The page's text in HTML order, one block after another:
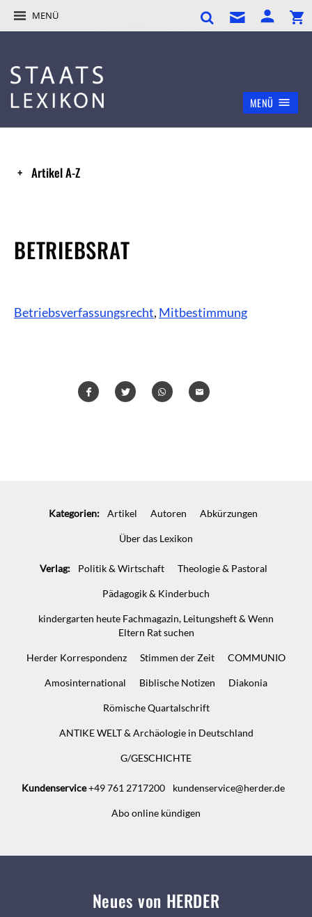
MENÜ
MENÜ
Artikel A-Z
BETRIEBSRAT
Betriebsverfassungsrecht, Mitbestimmung
InfosKategorien: Artikel Autoren Abkürzungen
Über das Lexikon
Verlag: Politik & Wirtschaft Theologie & Pastoral
Pädagogik & Kinderbuch
kindergarten heute Fachmagazin, Leitungsheft & Wenn
Eltern Rat suchen
Herder Korrespondenz Stimmen der Zeit COMMUNIO
Amosinternational Biblische Notizen Diakonia
Römische Quartalschrift
ANTIKE WELT & Archäologie in Deutschland
G/GESCHICHTE
Kundenservice+49 761 2717200 kundenservice@herder.de
Abo online kündigen
Neues von HERDER